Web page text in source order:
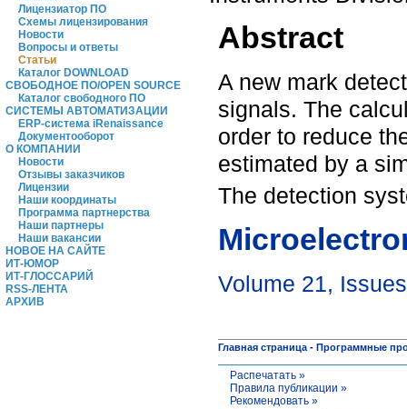
Лицензиатор ПО
Схемы лицензирования
Новости
Вопросы и ответы
Статьи
Каталог DOWNLOAD
СВОБОДНОЕ ПО/OPEN SOURCE
Каталог свободного ПО
СИСТЕМЫ АВТОМАТИЗАЦИИ
ERP-система iRenaissance
Документооборот
О КОМПАНИИ
Новости
Отзывы заказчиков
Лицензии
Наши координаты
Программа партнерства
Наши партнеры
Наши вакансии
НОВОЕ НА САЙТЕ
ИТ-ЮМОР
ИТ-ГЛОССАРИЙ
RSS-ЛЕНТА
АРХИВ
Abstract
A new mark
signals. The
order to reduce
estimated by a
The detection
Volume 21,
Главная страница - Программные
Распечатать »
Правила публикации »
Рекомендовать »